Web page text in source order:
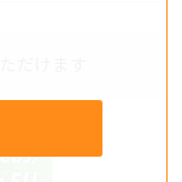
だけます